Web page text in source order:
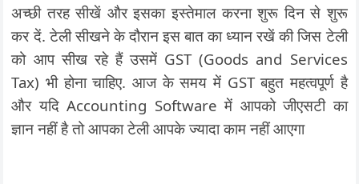
अच्छी तरह सीखें और इसका इस्तेमाल करना शुरू दिन से शुरू
कर दें. टेली सीखने के दौरान इस बात का ध्यान रखें की जिस टेली
को आप सीख रहे हैं उसमें GST (Goods and Services
Tax) भी होना चाहिए. आज के समय में GST बहुत महत्वपूर्ण है
और यदि Accounting Software में आपको जीएसटी का
ज्ञान नहीं है तो आपका टेली आपके ज्यादा काम नहीं आएगा